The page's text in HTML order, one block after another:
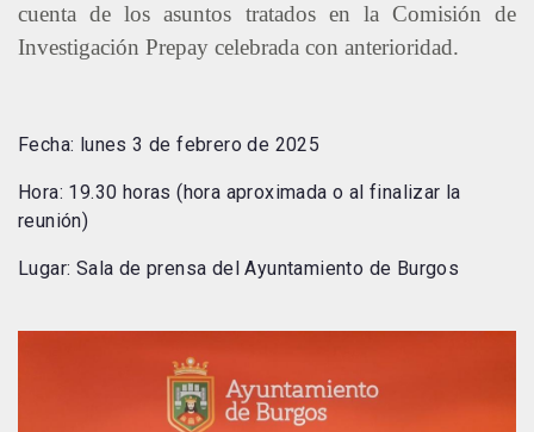
cuenta de los asuntos tratados en la Comisión de
Investigación Prepay celebrada con anterioridad.
Fecha: lunes 3 de febrero de 2025
Hora: 19.30 horas (hora aproximada o al finalizar la
reunión)
Lugar: Sala de prensa del Ayuntamiento de Burgos